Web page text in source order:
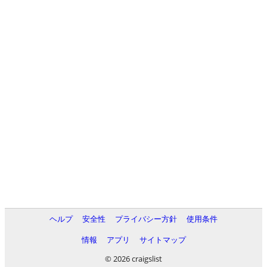
ヘルプ 安全性 プライバシー方針
使用条件
情報
アプリ
サイトマップ
© 2026 craigslist